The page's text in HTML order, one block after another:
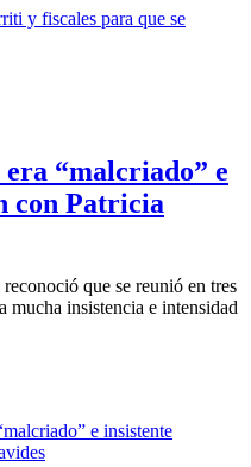
“malcriado” e
con Patricia
que se reunió en tres
mucha insistencia e intensidad